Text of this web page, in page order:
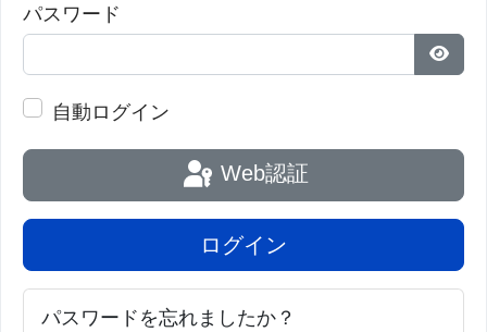
パスワード
パス
自動ログイン
Web認証
ログイン
パスワードを忘れましたか？